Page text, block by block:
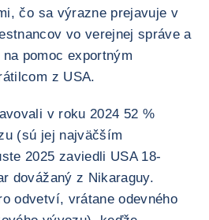
čo sa výrazne prejavuje v
vo verejnej správe a
pomoc exportným
z USA.
v roku 2024 52 %
(sú jej najväčším
2025 zaviedli USA 18-
dovážaný z Nikaraguy.
odvetví, vrátane odevného